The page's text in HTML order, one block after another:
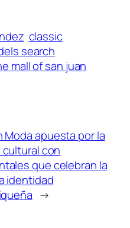
classic
search
mall of san juan
Moda apuesta por la
cultural con
que celebran la
identidad
→